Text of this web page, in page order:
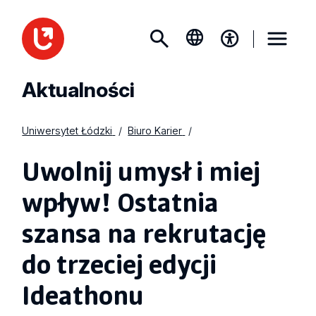
Aktualności
Uniwersytet Łódzki Biuro Karier
Uwolnij umysł i miej
wpływ! Ostatnia
szansa na rekrutację
do trzeciej edycji
Ideathonu